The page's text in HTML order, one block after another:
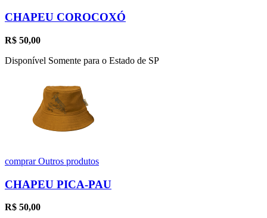
CHAPEU COROCOXÓ
R$ 50,00
Disponível Somente para o Estado de SP
comprarOutros produtos
CHAPEU PICA-PAU
R$ 50,00